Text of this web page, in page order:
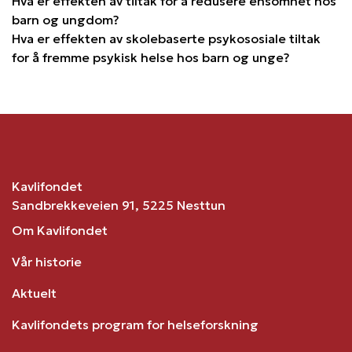
barn og ungdom?
Hva er effekten av skolebaserte psykososiale tiltak
for å fremme psykisk helse hos barn og unge?
Kavlifondet
Sandbrekkeveien 91, 5225 Nesttun
Om Kavlifondet
Vår historie
Aktuelt
Kavlifondets program for helseforskning